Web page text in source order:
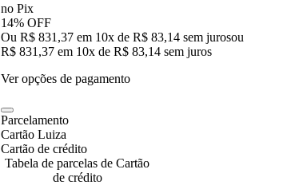
no Pix
14% OFF
Ou R$ 831,37 em 10x de R$ 83,14 sem jurosou
R$ 831,37 em 10x de R$ 83,14 sem juros
Ver opções de pagamento
Parcelamento
Cartão Luiza
Cartão de crédito
Tabela de parcelas de Cartão
de crédito